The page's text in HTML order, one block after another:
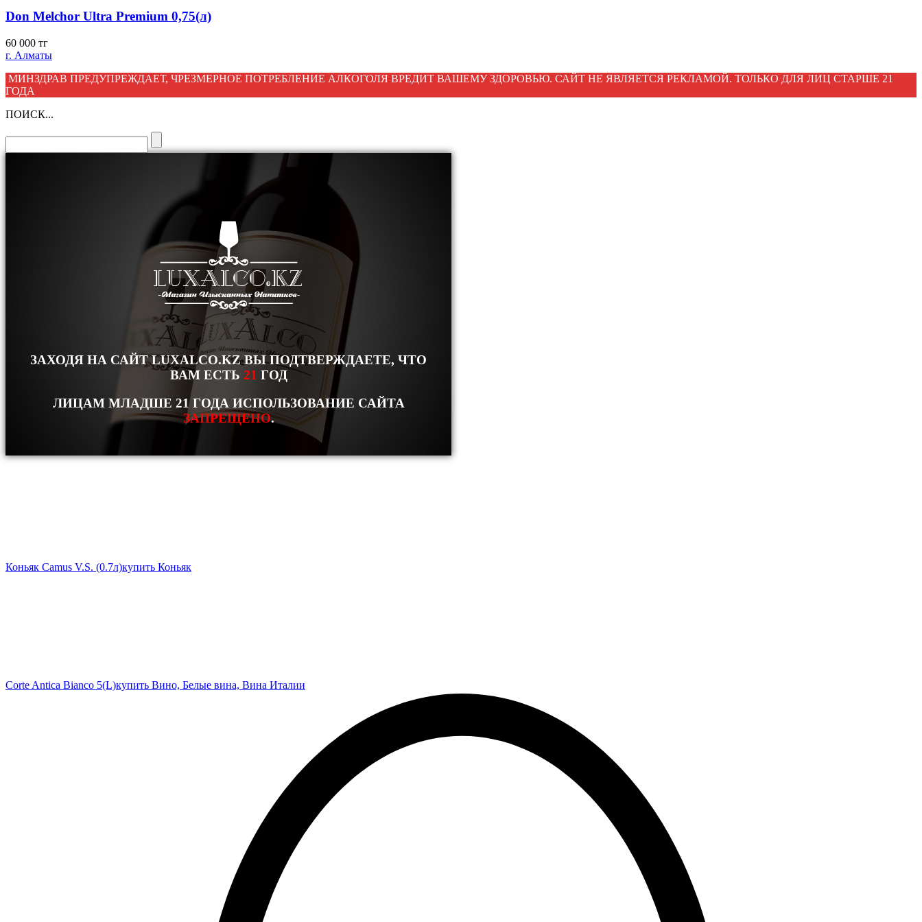
Don Melchor Ultra Premium 0,75(л)
60 000 тг
г. Алматы
МИНЗДРАВ ПРЕДУПРЕЖДАЕТ, ЧРЕЗМЕРНОЕ ПОТРЕБЛЕНИЕ АЛКОГОЛЯ ВРЕДИТ ВАШЕМУ ЗДОРОВЬЮ. САЙТ НЕ ЯВЛЯЕТСЯ РЕКЛАМОЙ. ТОЛЬКО ДЛЯ ЛИЦ СТАРШЕ 21
ГОДА
ПОИСК...
ЗАХОДЯ НА САЙТ LUXALCO.KZ ВЫ ПОДТВЕРЖДАЕТЕ, ЧТО
ВАМ ЕСТЬ 21 ГОД
ЛИЦАМ МЛАДШЕ 21 ГОДА ИСПОЛЬЗОВАНИЕ САЙТА
ЗАПРЕЩЕНО.
Коньяк Camus V.S. (0.7л)купить Коньяк
Corte Antica Bianco 5(L)купить Вино, Белые вина, Вина Италии